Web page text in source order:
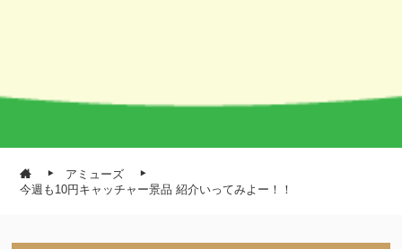
アミューズ
今週も10円キャッチャー景品 紹介いってみよー！！